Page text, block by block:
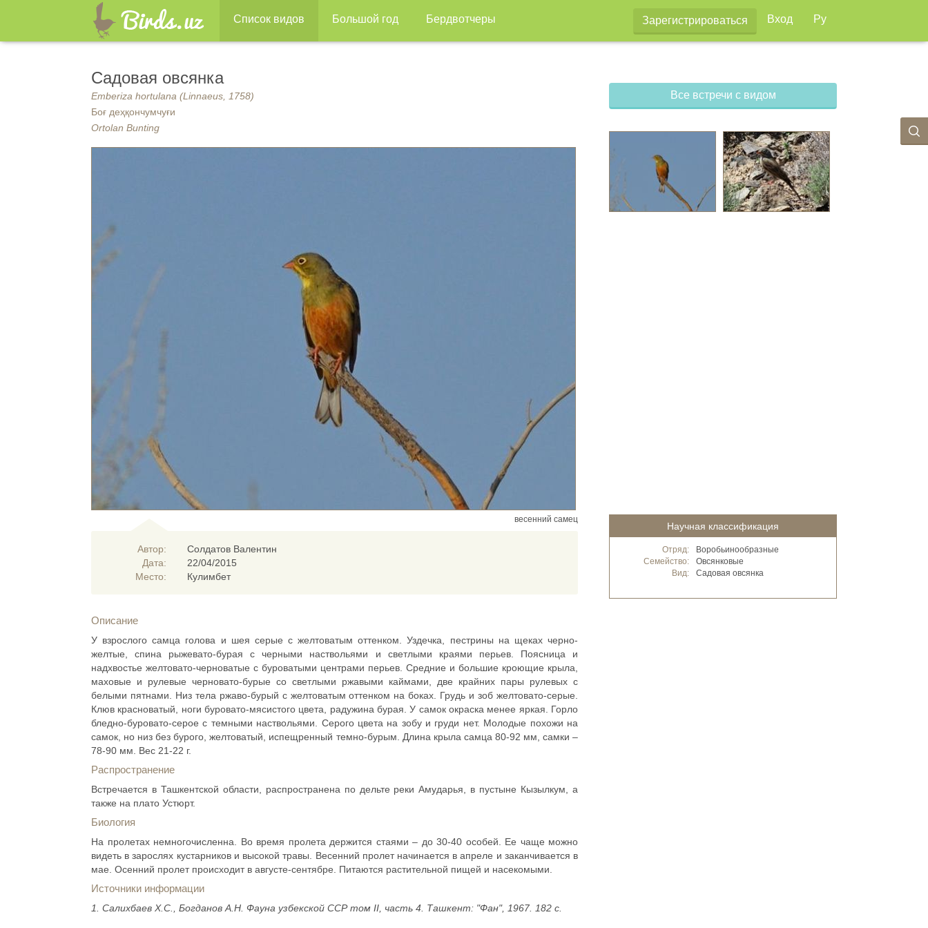
Список видов Большой год Бердвотчеры Зарегистрироваться Вход Ру
Садовая овсянка
Emberiza hortulana (Linnaeus, 1758)
Боғ деҳқончумчуғи
Ortolan Bunting
Автор:
Дата:
Место:
Солдатов Валентин
22/04/2015
Кулимбет
весенний самец
Описание
У взрослого самца голова и шея серые с желтоватым оттенком. Уздечка, пестрины на щеках черно-
желтые, спина рыжевато-бурая с черными наствольями и светлыми краями перьев. Поясница и
надхвостье желтовато-черноватые с буроватыми центрами перьев. Средние и большие кроющие крыла,
маховые и рулевые черновато-бурые со светлыми ржавыми каймами, две крайних пары рулевых с
белыми пятнами. Низ тела ржаво-бурый с желтоватым оттенком на боках. Грудь и зоб желтовато-серые.
Клюв красноватый, ноги буровато-мясистого цвета, радужина бурая. У самок окраска менее яркая. Горло
бледно-буровато-серое с темными наствольями. Серого цвета на зобу и груди нет. Молодые похожи на
самок, но низ без бурого, желтоватый, испещренный темно-бурым. Длина крыла самца 80-92 мм, самки –
78-90 мм. Вес 21-22 г.
Распространение
Встречается в Ташкентской области, распространена по дельте реки Амударья, в пустыне Кызылкум, а
также на плато Устюрт.
Биология
На пролетах немногочисленна. Во время пролета держится стаями – до 30-40 особей. Ее чаще можно
видеть в зарослях кустарников и высокой травы. Весенний пролет начинается в апреле и заканчивается в
мае. Осенний пролет происходит в августе-сентябре. Питаются растительной пищей и насекомыми.
Источники информации
1. Салихбаев Х.С., Богданов А.Н. Фауна узбекской ССР том II, часть 4. Ташкент: "Фан", 1967. 182 с.
Все встречи с видом
Научная классификация
Отряд:
Воробьинообразные
Семейство:
Овсянковые
Вид:
Садовая овсянка